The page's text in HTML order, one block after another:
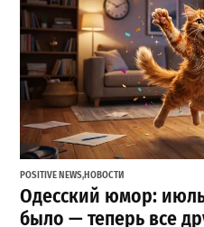
POSITIVE NEWS,НОВОСТИ
Одесский юмор:
было — теперь все